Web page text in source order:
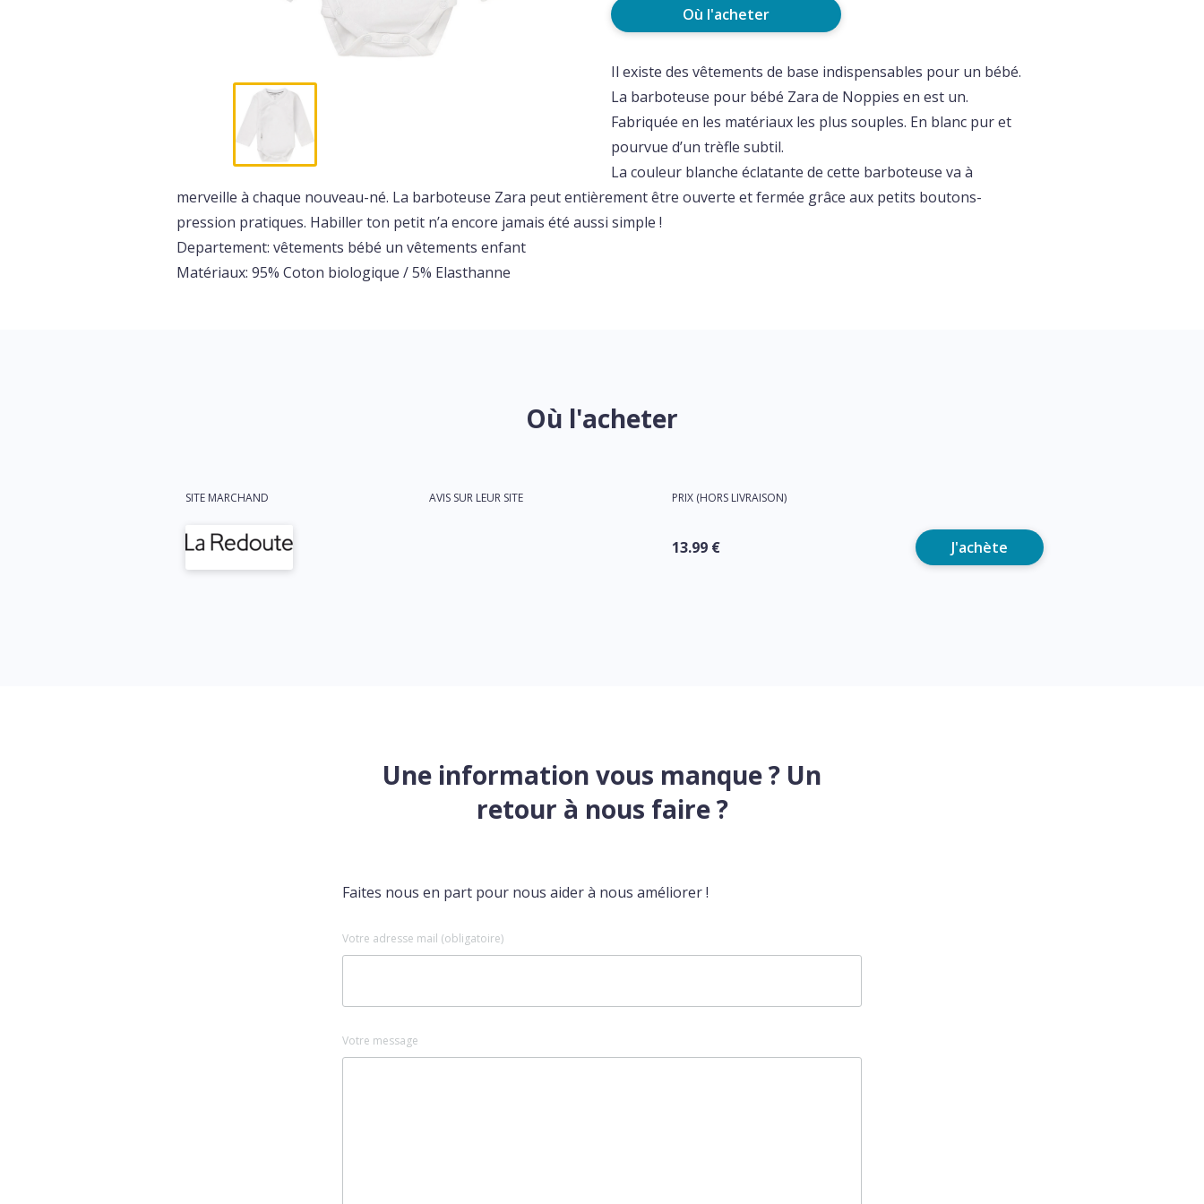
Où l'acheter
Il existe des vêtements de base indispensables pour un bébé.
La barboteuse pour bébé Zara de Noppies en est un.
Fabriquée en les matériaux les plus souples. En blanc pur et
pourvue d’un trèfle subtil.
La couleur blanche éclatante de cette barboteuse va à
merveille à chaque nouveau-né. La barboteuse Zara peut entièrement être ouverte et fermée grâce aux petits boutons-
pression pratiques. Habiller ton petit n’a encore jamais été aussi simple !
Departement: vêtements bébé un vêtements enfant
Matériaux: 95% Coton biologique / 5% Elasthanne
Où l'acheter
SITE MARCHAND AVIS SUR LEUR SITE PRIX (HORS LIVRAISON)
13.99 € J'achète
Une information vous manque ? Un
retour à nous faire ?
Faites nous en part pour nous aider à nous améliorer !
Votre adresse mail (obligatoire)
Votre message